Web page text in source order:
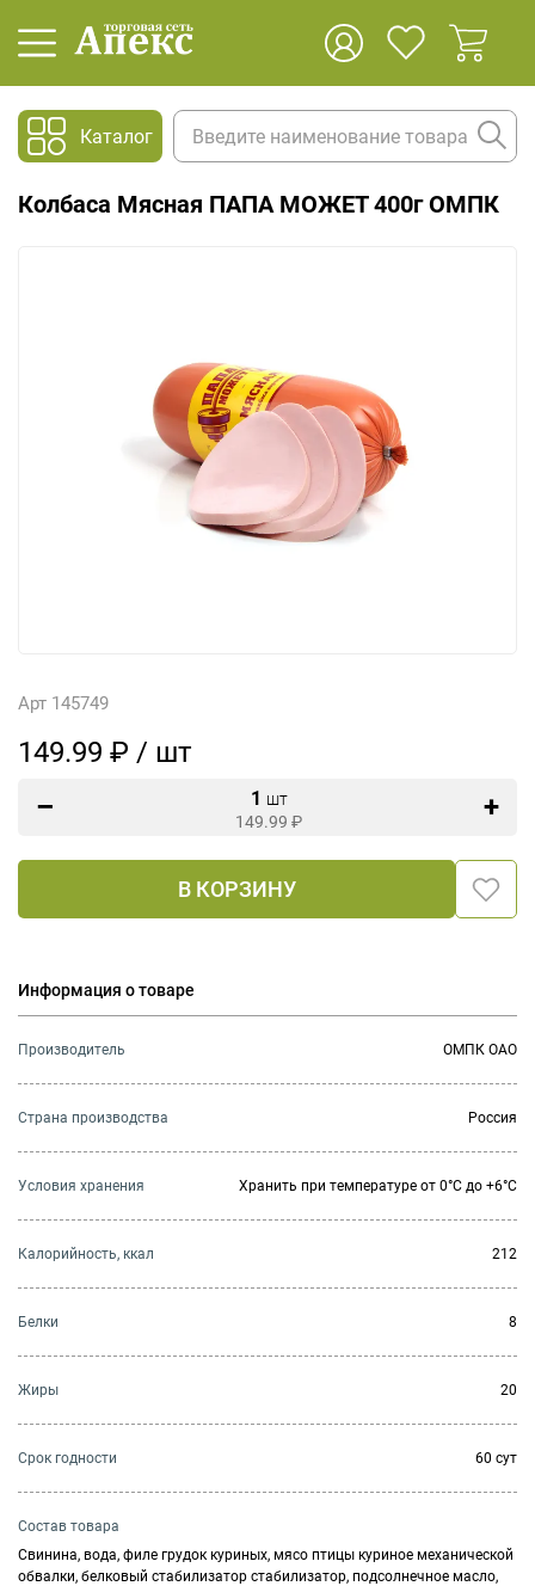
Каталог
Колбаса Мясная ПАПА МОЖЕТ 400г ОМПК
Арт 145749
149.99 ₽ / шт
1 шт
149.99 ₽
В КОРЗИНУ
Информация о товаре
Производитель ОМПК ОАО
Страна производства Россия
Условия хранения Хранить при температуре от 0°С до +6°С
Калорийность, ккал 212
Белки 8
Жиры 20
Cрок годности 60 сут
Состав товара
Свинина, вода, филе грудок куриных, мясо птицы куриное механической
обвалки, белковый стабилизатор стабилизатор, подсолнечное масло,